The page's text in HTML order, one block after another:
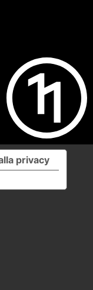
privacy